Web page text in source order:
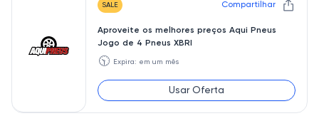
SALE Compartilhar
Aproveite os melhores preços Aqui Pneus
Jogo de 4 Pneus XBRI
🕥 Expira: em um mês
Usar Oferta